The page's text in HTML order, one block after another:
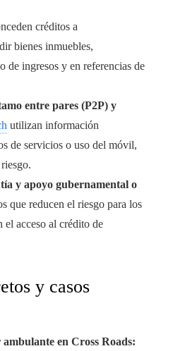
créditos a
bienes inmuebles,
de ingresos y en referencias de
entre pares (P2P) y
utilizan información
de servicios o uso del móvil,
y apoyo gubernamental o
que reducen el riesgo para los
el acceso al crédito de
y casos
en Cross Roads: